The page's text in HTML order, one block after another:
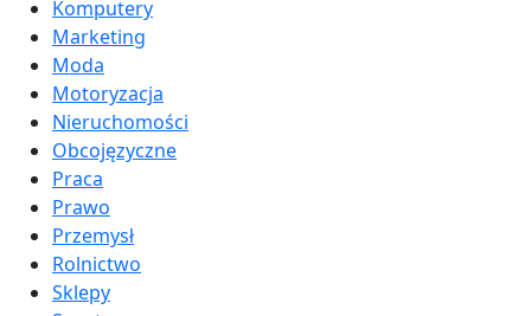
Komputery
Marketing
Moda
Motoryzacja
Nieruchomości
Obcojęzyczne
Praca
Prawo
Przemysł
Rolnictwo
Sklepy